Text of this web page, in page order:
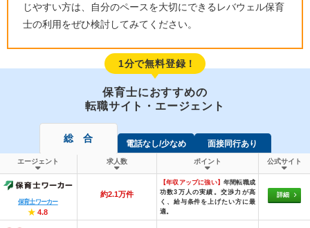
じやすい方は、自分のペースを大切にできるレバウェル保育
士の利用をぜひ検討してみてください。
1分で無料登録！
保育士におすすめの
転職サイト・エージェント
総 合 電話なし/少なめ 面接同行あり
エージェント 求人数 ポイント 公式サイト
保育士ワーカー
★ 4.8
約2.1万件
【年収アップに強い】年間転職成
功数3万人の実績。交渉力が高
く、給与条件を上げたい方に最
適。
詳細